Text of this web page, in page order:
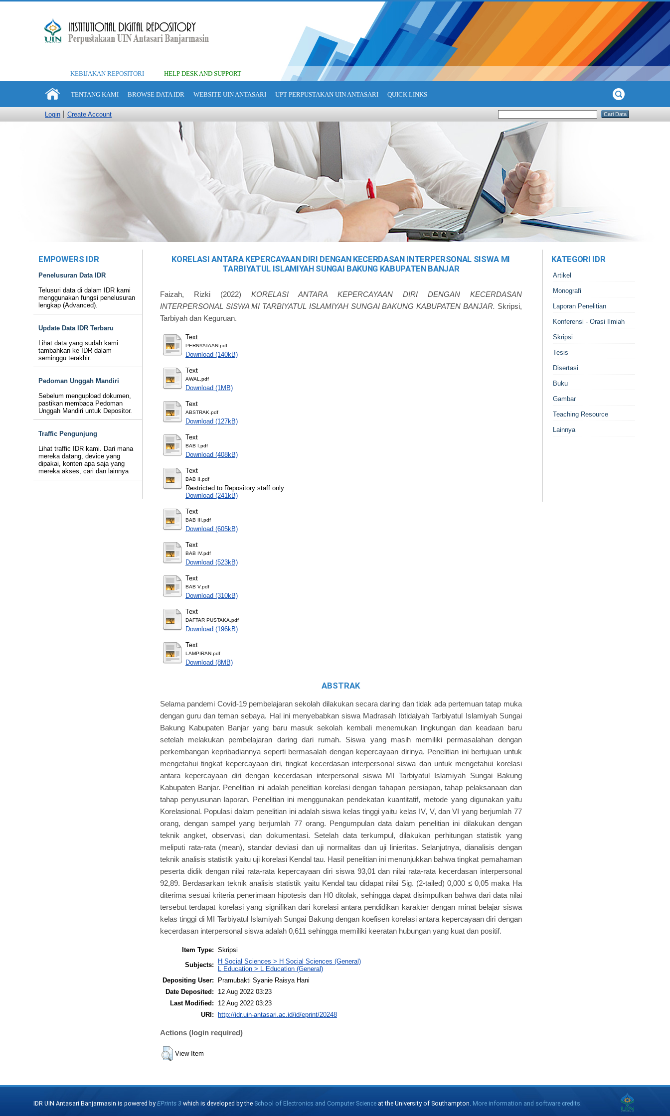
KEBIJAKAN REPOSITORI HELP DESK AND SUPPORT
TENTANG KAMI BROWSE DATA IDR WEBSITE UIN ANTASARI UPT PERPUSTAKAN UIN ANTASARI QUICK LINKS
Login Create Account
EMPOWERS IDR
Penelusuran Data IDR
Telusuri data di dalam IDR kami
menggunakan fungsi penelusuran
lengkap (Advanced).
Update Data IDR Terbaru
Lihat data yang sudah kami
tambahkan ke IDR dalam
seminggu terakhir.
Pedoman Unggah Mandiri
Sebelum mengupload dokumen,
pastikan membaca Pedoman
Unggah Mandiri untuk Depositor.
Traffic Pengunjung
Lihat traffic IDR kami. Dari mana
mereka datang, device yang
dipakai, konten apa saja yang
mereka akses, cari dan lainnya
KORELASI ANTARA KEPERCAYAAN DIRI DENGAN KECERDASAN INTERPERSONAL SISWA MI
TARBIYATUL ISLAMIYAH SUNGAI BAKUNG KABUPATEN BANJAR
Faizah, Rizki(2022) KORELASI ANTARA KEPERCAYAAN DIRI DENGAN KECERDASAN
INTERPERSONAL SISWA MI TARBIYATUL ISLAMIYAH SUNGAI BAKUNG KABUPATEN BANJAR. Skripsi,
Tarbiyah dan Keguruan.
Text
PERNYATAAN.pdf
Download (140kB)
Text
AWAL.pdf
Download (1MB)
Text
ABSTRAK.pdf
Download (127kB)
Text
BAB I.pdf
Download (408kB)
Text
BAB II.pdf
Restricted to Repository staff only
Download (241kB)
Text
BAB III.pdf
Download (605kB)
Text
BAB IV.pdf
Download (523kB)
Text
BAB V.pdf
Download (310kB)
Text
DAFTAR PUSTAKA.pdf
Download (196kB)
Text
LAMPIRAN.pdf
Download (8MB)
ABSTRAK
Selama pandemi Covid-19 pembelajaran sekolah dilakukan secara daring dan tidak ada pertemuan tatap muka
dengan guru dan teman sebaya. Hal ini menyebabkan siswa Madrasah Ibtidaiyah Tarbiyatul Islamiyah Sungai
Bakung Kabupaten Banjar yang baru masuk sekolah kembali menemukan lingkungan dan keadaan baru
setelah melakukan pembelajaran daring dari rumah. Siswa yang masih memiliki permasalahan dengan
perkembangan kepribadiannya seperti bermasalah dengan kepercayaan dirinya. Penelitian ini bertujuan untuk
mengetahui tingkat kepercayaan diri, tingkat kecerdasan interpersonal siswa dan untuk mengetahui korelasi
antara kepercayaan diri dengan kecerdasan interpersonal siswa MI Tarbiyatul Islamiyah Sungai Bakung
Kabupaten Banjar. Penelitian ini adalah penelitian korelasi dengan tahapan persiapan, tahap pelaksanaan dan
tahap penyusunan laporan. Penelitian ini menggunakan pendekatan kuantitatif, metode yang digunakan yaitu
Korelasional. Populasi dalam penelitian ini adalah siswa kelas tinggi yaitu kelas IV, V, dan VI yang berjumlah 77
orang, dengan sampel yang berjumlah 77 orang. Pengumpulan data dalam penelitian ini dilakukan dengan
teknik angket, observasi, dan dokumentasi. Setelah data terkumpul, dilakukan perhitungan statistik yang
meliputi rata-rata (mean), standar deviasi dan uji normalitas dan uji linieritas. Selanjutnya, dianalisis dengan
teknik analisis statistik yaitu uji korelasi Kendal tau. Hasil penelitian ini menunjukkan bahwa tingkat pemahaman
peserta didik dengan nilai rata-rata kepercayaan diri siswa 93,01 dan nilai rata-rata kecerdasan interpersonal
92,89. Berdasarkan teknik analisis statistik yaitu Kendal tau didapat nilai Sig. (2-tailed) 0,000 ≤ 0,05 maka Ha
diterima sesuai kriteria penerimaan hipotesis dan H0 ditolak, sehingga dapat disimpulkan bahwa dari data nilai
tersebut terdapat korelasi yang signifikan dari korelasi antara pendidikan karakter dengan minat belajar siswa
kelas tinggi di MI Tarbiyatul Islamiyah Sungai Bakung dengan koefisen korelasi antara kepercayaan diri dengan
kecerdasan interpersonal siswa adalah 0,611 sehingga memiliki keeratan hubungan yang kuat dan positif.
Item Type: Skripsi
Subjects:
H Social Sciences > H Social Sciences (General)
L Education > L Education (General)
Depositing User:
Pramubakti Syanie Raisya Hani
Date Deposited:
12 Aug 2022 03:23
Last Modified:
12 Aug 2022 03:23
URI: http://idr.uin-antasari.ac.id/id/eprint/20248
Actions (login required)
View Item
KATEGORI IDR
Artikel
Monografi
Laporan Penelitian
Konferensi - Orasi Ilmiah
Skripsi
Tesis
Disertasi
Buku
Gambar
Teaching Resource
Lainnya
IDR UIN Antasari Banjarmasin is powered byEPrints 3 which is developed by the School of Electronics and Computer Science at the University of Southampton. More information and software credits.